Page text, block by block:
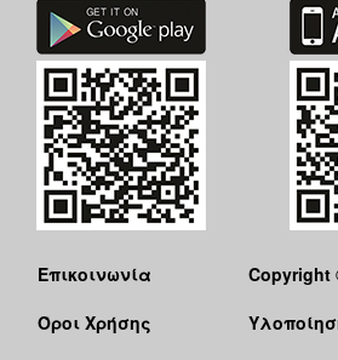
Επικοινωνία
Όροι Χρήσης
Copyright